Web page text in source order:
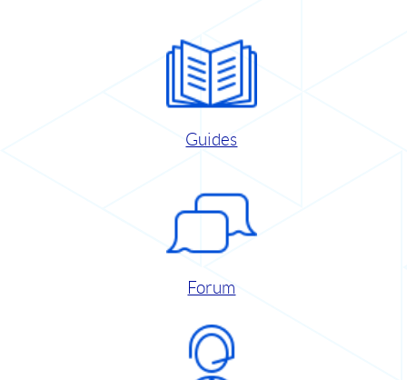
Guides
Forum